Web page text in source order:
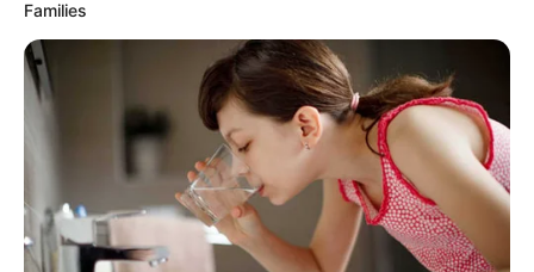
5. Tinggal menata rapi dan sukulen akan tumbuh
sendirinya
Families